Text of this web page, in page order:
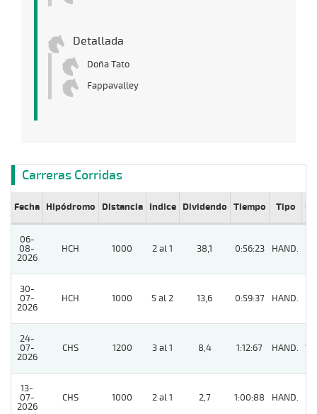
Detallada
Doña Tato
Fappavalley
Carreras Corridas
Fecha Hipódromo Distancia Indice Dividendo Tiempo Tipo Lº
06-
08-
2026
HCH 1000 2 al 1 38,1 0:56:23 HAND.
30-
07-
2026
HCH 1000 5 al 2 13,6 0:59:37 HAND.
24-
07-
2026
CHS 1200 3 al 1 8,4 1:12:67 HAND. 13
13-
07-
2026
CHS 1000 2 al 1 2,7 1:00:88 HAND.